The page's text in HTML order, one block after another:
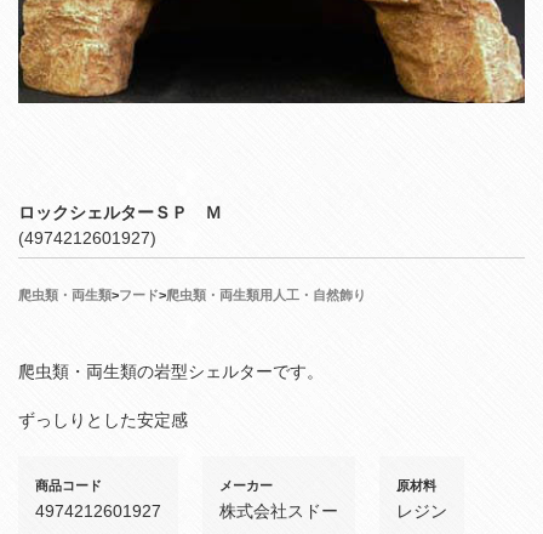
ロックシェルターＳＰ Ｍ
(4974212601927)
爬虫類・両生類>フード>爬虫類・両生類用人工・自然飾り
爬虫類・両生類の岩型シェルターです。
ずっしりとした安定感
商品コード
4974212601927
メーカー
株式会社スドー
原材料
レジン